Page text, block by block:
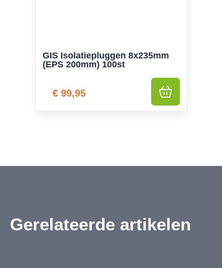
GIS Isolatiepluggen 8x235mm
(EPS 200mm) 100st
€99,95
Gerelateerde artikelen